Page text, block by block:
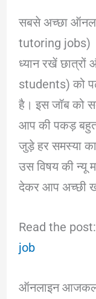
सबसे अच्छा
tutoring jobs)
ध्यान रखें
students) को
है। इस जॉब को
आप की पकड़
जुड़े हर समस्या
उस विषय की न्यू
देकर आप अच्छी
Read the
job
ऑनलाइन आजकल